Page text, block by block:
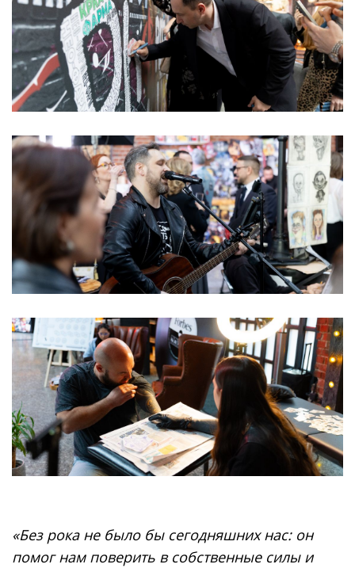
«Без рока не было бы сегодняшних нас: он
помог нам поверить в собственные силы и